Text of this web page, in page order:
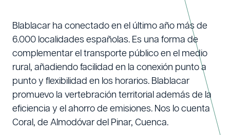
Blablacar ha conectado en el último año más de
6.000 localidades españolas. Es una forma de
complementar el transporte público en el medio
rural, añadiendo facilidad en la conexión punto a
punto y flexibilidad en los horarios. Blablacar
promuevo la vertebración territorial además de la
eficiencia y el ahorro de emisiones. Nos lo cuenta
Coral, de Almodóvar del Pinar, Cuenca.